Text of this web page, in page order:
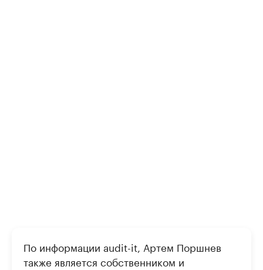
По информации audit-it, Артем Поршнев
также является собственником и